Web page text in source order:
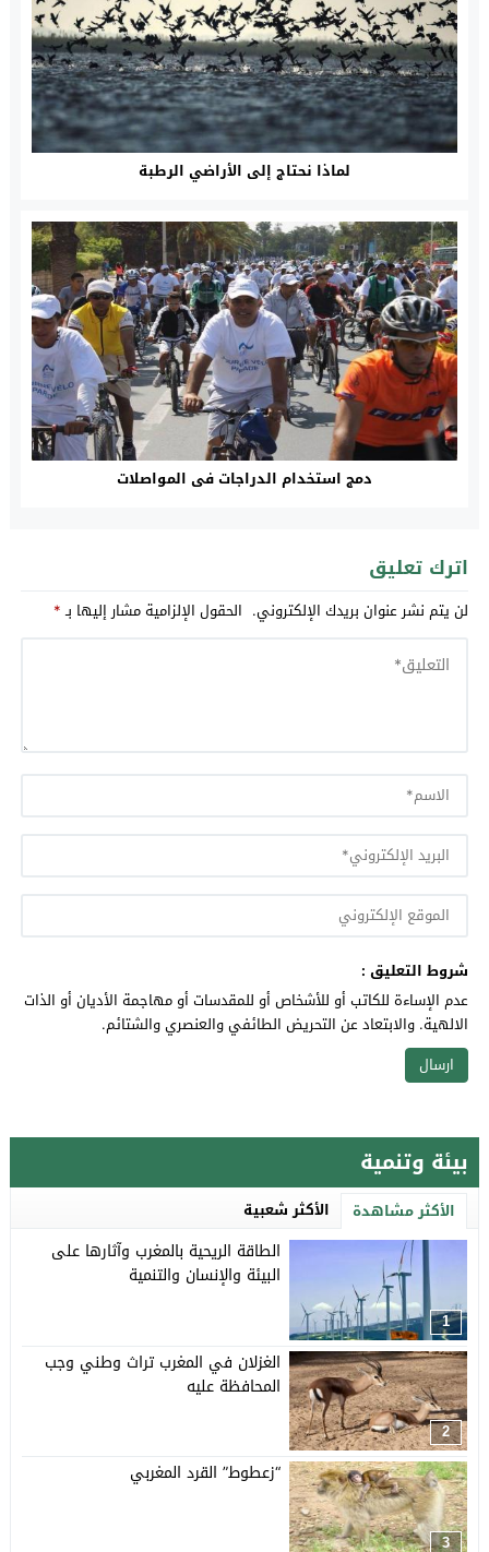
لماذا نحتاج إلى الأراضي الرطبة
دمج استخدام الدراجات فى المواصلات
اترك تعليق
لن يتم نشر عنوان بريدك الإلكتروني. الحقول الإلزامية مشار إليها بـ*
شروط التعليق :
عدم الإساءة للكاتب أو للأشخاص أو للمقدسات أو مهاجمة الأديان أو الذات
الالهية. والابتعاد عن التحريض الطائفي والعنصري والشتائم.
بيئة وتنمية
الأكثر مشاهدة الأكثر شعبية
1
الطاقة الريحية بالمغرب وآثارها على
البيئة والإنسان والتنمية
2
الغزلان في المغرب تراث وطني وجب
المحافظة عليه
3
“زعطوط” القرد المغربي